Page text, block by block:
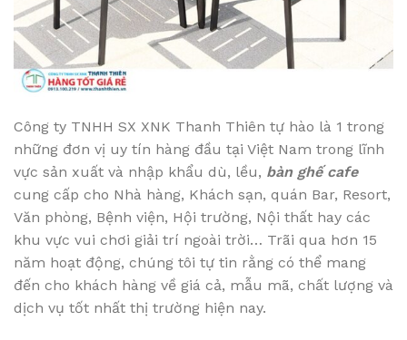
Công ty TNHH SX XNK Thanh Thiên tự hào là 1 trong
những đơn vị uy tín hàng đầu tại Việt Nam trong lĩnh
vực sản xuất và nhập khẩu dù, lều, bàn ghế cafe
cung cấp cho Nhà hàng, Khách sạn, quán Bar, Resort,
Văn phòng, Bệnh viện, Hội trường, Nội thất hay các
khu vực vui chơi giải trí ngoài trời… Trãi qua hơn 15
năm hoạt động, chúng tôi tự tin rằng có thể mang
đến cho khách hàng về giá cả, mẫu mã, chất lượng và
dịch vụ tốt nhất thị trường hiện nay.